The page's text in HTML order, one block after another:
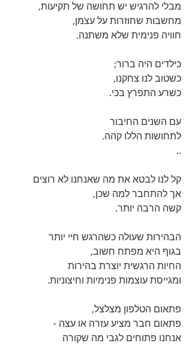
מבלי להרגיש יש תחושה של תקיעות,
מחשבות שחוזרות על עצמן,
חוויה פנימית שלא משתנה.
כילדים היה ברור;
כשטוב לנו צחקנו,
כשרע התפרץ בכי.
עם השנים החיבור
לתחושות הללו קהה.
..
קל לנו לבטא את מה שאנחנו לא רוצים
אך להתחבר למה שכן,
קשה הרבה יותר.
הבהירות שעולה כשהרגש חיי יותר
בגוף היא מפתח חשוב,
החיות הרגשית יוצרת בהירות
ומגייסת עוצמות פנימיות וחיצוניות.
פתאום הטלפון מצלצל,
פתאום חבר מציע עזרה או עצה -
אנחנו פתוחים לגבי מה שקורה